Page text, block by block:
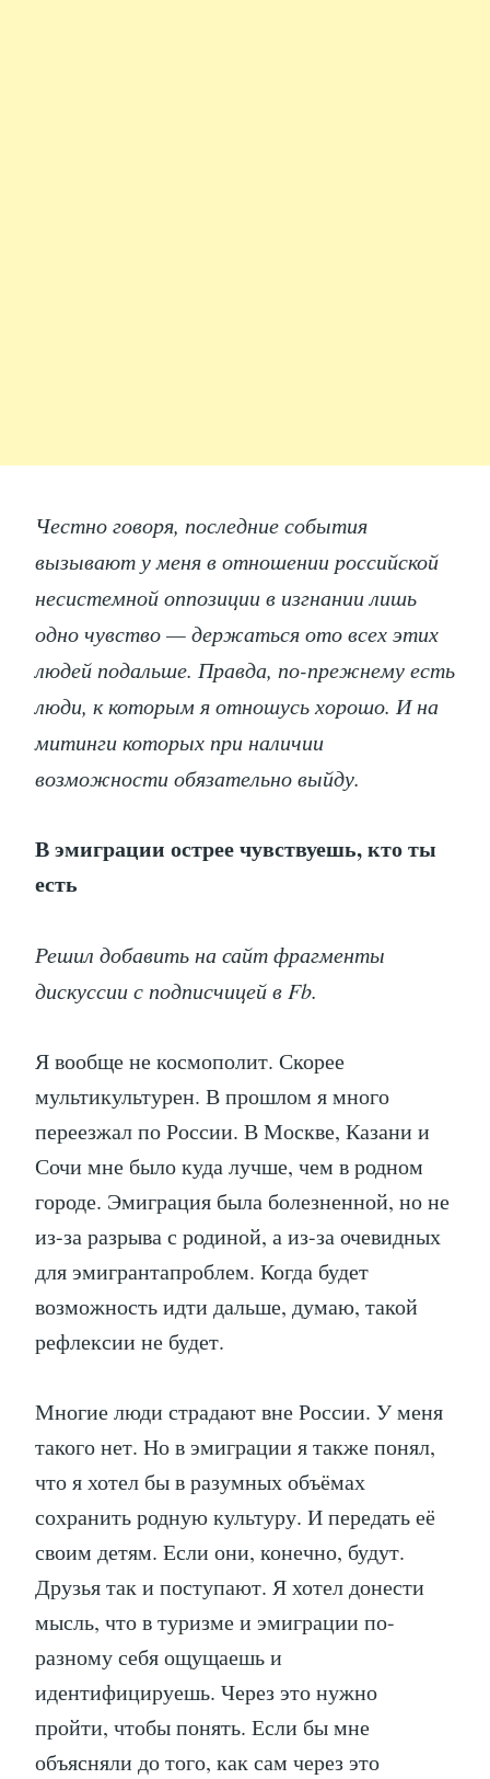
Честно говоря, последние события
вызывают у меня в отношении российской
несистемной оппозиции в изгнании лишь
одно чувство — держаться ото всех этих
людей подальше. Правда, по-прежнему есть
люди, к которым я отношусь хорошо. И на
митинги которых при наличии
возможности обязательно выйду.
В эмиграции острее чувствуешь, кто ты
есть
Решил добавить на сайт фрагменты
дискуссии с подписчицей в Fb.
Я вообще не космополит. Скорее
мультикультурен. В прошлом я много
переезжал по России. В Москве, Казани и
Сочи мне было куда лучше, чем в родном
городе. Эмиграция была болезненной, но не
из-за разрыва с родиной, а из-за очевидных
для эмигрантапроблем. Когда будет
возможность идти дальше, думаю, такой
рефлексии не будет.
Многие люди страдают вне России. У меня
такого нет. Но в эмиграции я также понял,
что я хотел бы в разумных объёмах
сохранить родную культуру. И передать её
своим детям. Если они, конечно, будут.
Друзья так и поступают. Я хотел донести
мысль, что в туризме и эмиграции по-
разному себя ощущаешь и
идентифицируешь. Через это нужно
пройти, чтобы понять. Если бы мне
объясняли до того, как сам через это